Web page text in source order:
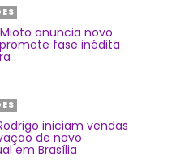
anuncia novo
fase inédita
iniciam vendas
de novo
em Brasília